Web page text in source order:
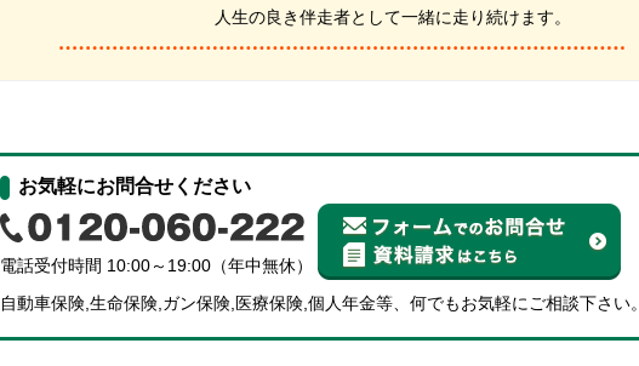
人生の良き伴走者として一緒に走り続けます。
お気軽にお問合せください
電話受付時間 10:00～19:00（年中無休）
自動車保険,生命保険,ガン保険,医療保険,個人年金等、何でもお気軽にご相談下さい。